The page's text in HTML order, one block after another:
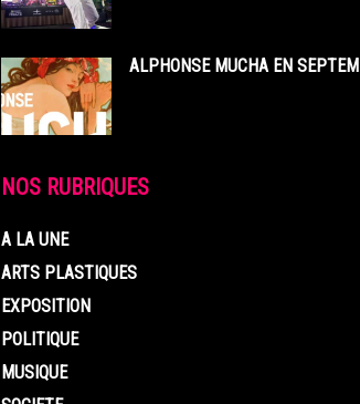
ALPHONSE MUCHA EN
NOS RUBRIQUES
A LA UNE
ARTS PLASTIQUES
EXPOSITION
POLITIQUE
MUSIQUE